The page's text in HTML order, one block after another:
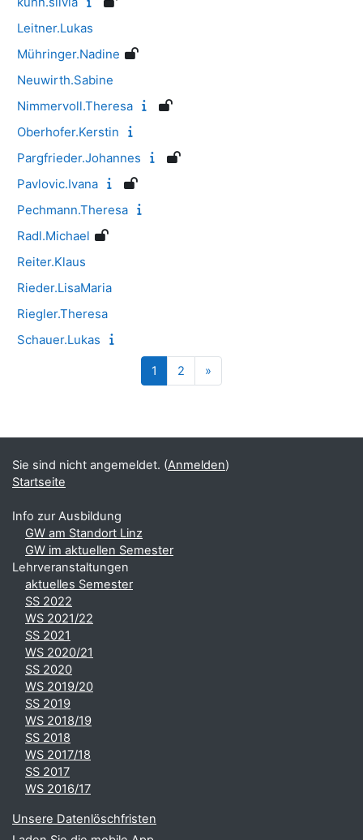
Leitner.Lukas
Mühringer.Nadine
Neuwirth.Sabine
Nimmervoll.Theresa
Oberhofer.Kerstin
Pargfrieder.Johannes
Pavlovic.Ivana
Pechmann.Theresa
Radl.Michael
Reiter.Klaus
Rieder.LisaMaria
Riegler.Theresa
Schauer.Lukas
1 Seite 1
2 Seite 2
»
Ergänzungsblöcke
Sie sind nicht angemeldet. (Anmelden)
Startseite
Info zur Ausbildung
GW am Standort Linz
GW im aktuellen Semester
Lehrveranstaltungen
aktuelles Semester
SS 2022
WS 2021/22
SS 2021
WS 2020/21
SS 2020
WS 2019/20
SS 2019
WS 2018/19
SS 2018
WS 2017/18
SS 2017
WS 2016/17
Unsere Datenlöschfristen